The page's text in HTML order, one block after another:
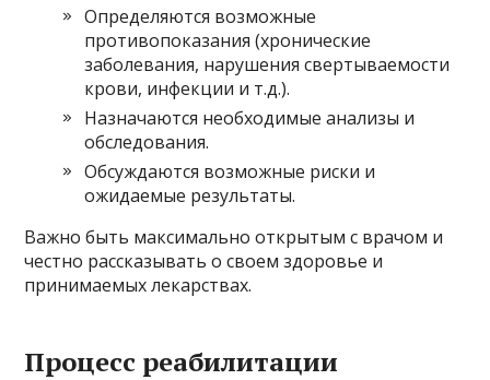
Определяются возможные
противопоказания (хронические
заболевания, нарушения свертываемости
крови, инфекции и т.д.).
Назначаются необходимые анализы и
обследования.
Обсуждаются возможные риски и
ожидаемые результаты.
Важно быть максимально открытым с врачом и
честно рассказывать о своем здоровье и
принимаемых лекарствах.
Процесс реабилитации